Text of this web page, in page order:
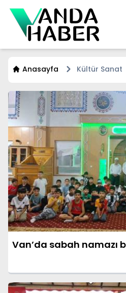
Anasayfa Kültür Sanat
Van’da sabah namazı